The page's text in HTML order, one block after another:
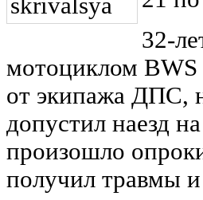
32-
мотоциклом
от экипажа ДПС,
допустил наезд
произошло
получил травмы